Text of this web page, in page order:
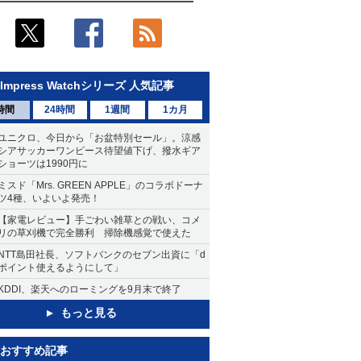
Impress Watchシリーズ 人気記事
間 24時間 1週間 1カ月
ニクロ、今日から「お盆特別セール」。涼感
アサッカーワンピース待望値下げ、撥水ギア
ョーツは1990円に
スド「Mrs. GREEN APPLE」のコラボドーナ
4種、いよいよ発売！
家電レビュー】手ごわい雑草との戦い、コメ
の草刈機で完全勝利 掃除機感覚で使えた
島田社長、ソフトバンクのセブン出資に「d
イント使えるようにして」
、楽天へのローミングを9月末で終了
もっと見る
おすすめ記事